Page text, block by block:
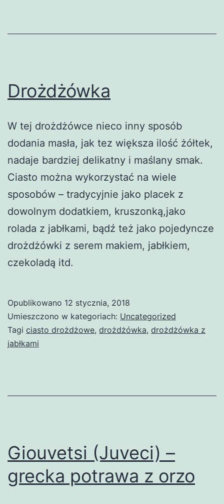
Drożdżówka
W tej drożdżówce nieco inny sposób
dodania masła, jak tez większa ilość żółtek,
nadaje bardziej delikatny i maślany smak.
Ciasto można wykorzystać na wiele
sposobów – tradycyjnie jako placek z
dowolnym dodatkiem, kruszonką,jako
rolada z jabłkami, bądź też jako pojedyncze
drożdżówki z serem makiem, jabłkiem,
czekoladą itd.
Opublikowano 12 stycznia, 2018
Umieszczono w kategoriach: Uncategorized
Tagi ciasto drożdżowe, drożdżówka, drożdżówka z
jabłkami
Giouvetsi (Juveci) –
grecka potrawa z orzo